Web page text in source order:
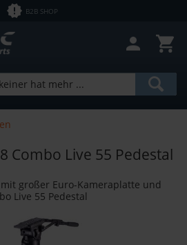
B2B SHOP
Combo Live 55 Pedestal
mit großer Euro-Kameraplatte und
Live 55 Pedestal
€ bis 12758,00 €